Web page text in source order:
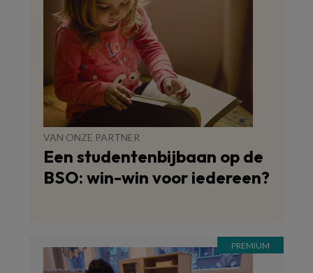
VAN ONZE PARTNER
Een studentenbijbaan op de
BSO: win-win voor iedereen?